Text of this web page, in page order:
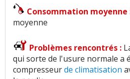
Consommation moyenne
moyenne
Problèmes rencontrés :
qui sorte de l'usure normale a
compresseurde climatisation